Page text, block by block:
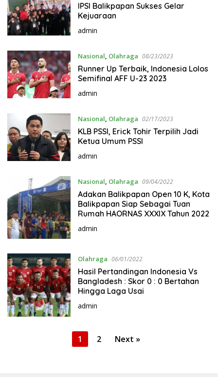
IPSI Balikpapan Sukses Gelar
Kejuaraan
admin
Nasional Olahraga 08/23/2023
Runner Up Terbaik, Indonesia Lolos
Semifinal AFF U-23 2023
admin
Nasional Olahraga 02/17/2023
KLB PSSI, Erick Tohir Terpilih Jadi
Ketua Umum PSSI
admin
Nasional Olahraga 09/04/2022
Adakan Balikpapan Open 10 K, Kota
Balikpapan Siap Sebagai Tuan
Rumah HAORNAS XXXIX Tahun 2022
admin
Olahraga 06/01/2022
Hasil Pertandingan Indonesia Vs
Bangladesh : Skor 0 : 0 Bertahan
Hingga Laga Usai
admin
1 2 Next »